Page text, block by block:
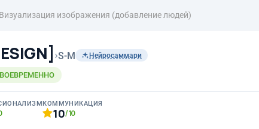
Визуализация изображения (добавление людей)
›S-M Нейросаммари
КОММУНИКАЦИЯ
10/10